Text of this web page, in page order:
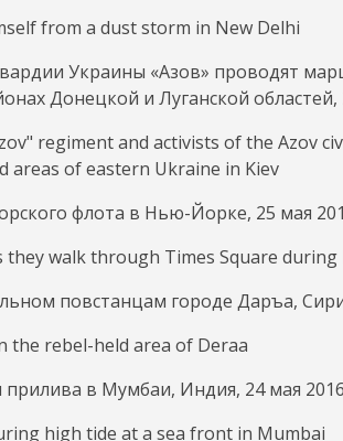
Украины «Азов» проводят
Донецкой и Луганской областей,
флота в Нью-Йорке, 25 мая
повстанцам городе Даръа,
в Мумбаи, Индия, 24 мая